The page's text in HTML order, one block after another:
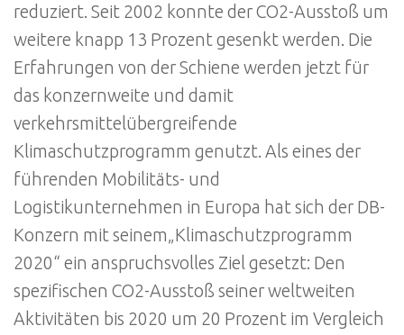
reduziert. Seit 2002 konnte der CO2-Ausstoß um
weitere knapp 13 Prozent gesenkt werden. Die
Erfahrungen von der Schiene werden jetzt für
das konzernweite und damit
verkehrsmittelübergreifende
Klimaschutzprogramm genutzt. Als eines der
führenden Mobilitäts- und
Logistikunternehmen in Europa hat sich der DB-
Konzern mit seinem„Klimaschutzprogramm
2020“ ein anspruchsvolles Ziel gesetzt: Den
spezifischen CO2-Ausstoß seiner weltweiten
Aktivitäten bis 2020 um 20 Prozent im Vergleich